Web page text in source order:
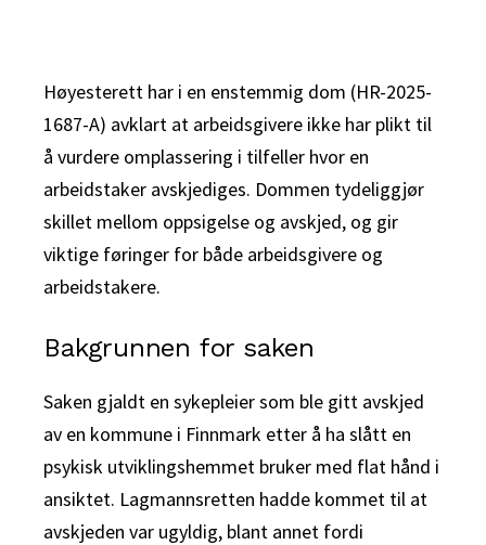
Høyesterett har i en enstemmig dom (HR-2025-
1687-A) avklart at arbeidsgivere ikke har plikt til
å vurdere omplassering i tilfeller hvor en
arbeidstaker avskjediges. Dommen tydeliggjør
skillet mellom oppsigelse og avskjed, og gir
viktige føringer for både arbeidsgivere og
arbeidstakere.
Bakgrunnen for saken
Saken gjaldt en sykepleier som ble gitt avskjed
av en kommune i Finnmark etter å ha slått en
psykisk utviklingshemmet bruker med flat hånd i
ansiktet. Lagmannsretten hadde kommet til at
avskjeden var ugyldig, blant annet fordi